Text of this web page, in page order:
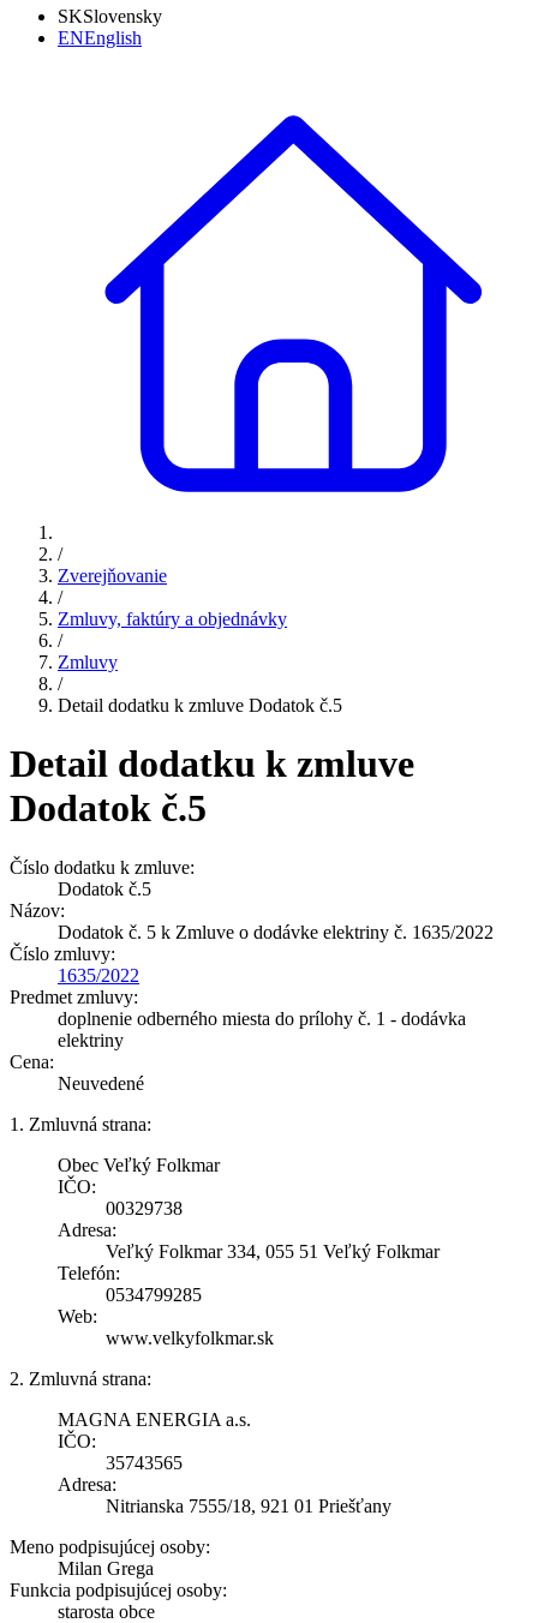
SKSlovensky
ENEnglish
/
Zverejňovanie
/
Zmluvy, faktúry a objednávky
/
Zmluvy
/
Detail dodatku k zmluve Dodatok č.5
Detail dodatku k zmluve
Dodatok č.5
Číslo dodatku k zmluve:
Dodatok č.5
Názov:
Dodatok č. 5 k Zmluve o dodávke elektriny č. 1635/2022
Číslo zmluvy:
1635/2022
Predmet zmluvy:
doplnenie odberného miesta do prílohy č. 1 - dodávka
elektriny
Cena:
Neuvedené
1. Zmluvná strana:
Obec Veľký Folkmar
IČO:
00329738
Adresa:
Veľký Folkmar 334, 055 51 Veľký Folkmar
Telefón:
0534799285
Web:
www.velkyfolkmar.sk
2. Zmluvná strana:
MAGNA ENERGIA a.s.
IČO:
35743565
Adresa:
Nitrianska 7555/18, 921 01 Priešťany
Meno podpisujúcej osoby:
Milan Grega
Funkcia podpisujúcej osoby:
starosta obce